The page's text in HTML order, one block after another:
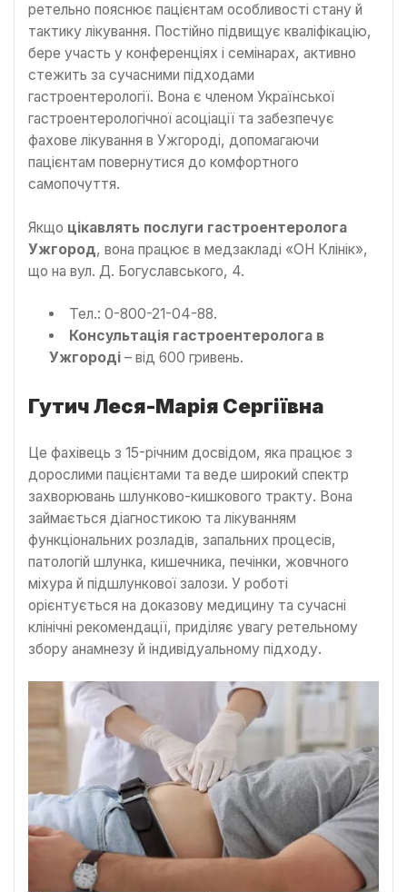
ретельно пояснює пацієнтам особливості стану й
тактику лікування. Постійно підвищує кваліфікацію,
бере участь у конференціях і семінарах, активно
стежить за сучасними підходами
гастроентерології. Вона є членом Української
гастроентерологічної асоціації та забезпечує
фахове лікування в Ужгороді, допомагаючи
пацієнтам повернутися до комфортного
самопочуття.
Якщо цікавлять послуги гастроентеролога
Ужгород, вона працює в медзакладі «ОН Клінік»,
що на вул. Д. Богуславського, 4.
Тел.: 0-800-21-04-88.
Консультація гастроентеролога в
Ужгороді– від 600 гривень.
Гутич Леся-Марія Сергіївна
Це фахівець з 15-річним досвідом, яка працює з
дорослими пацієнтами та веде широкий спектр
захворювань шлунково-кишкового тракту. Вона
займається діагностикою та лікуванням
функціональних розладів, запальних процесів,
патологій шлунка, кишечника, печінки, жовчного
міхура й підшлункової залози. У роботі
орієнтується на доказову медицину та сучасні
клінічні рекомендації, приділяє увагу ретельному
збору анамнезу й індивідуальному підходу.